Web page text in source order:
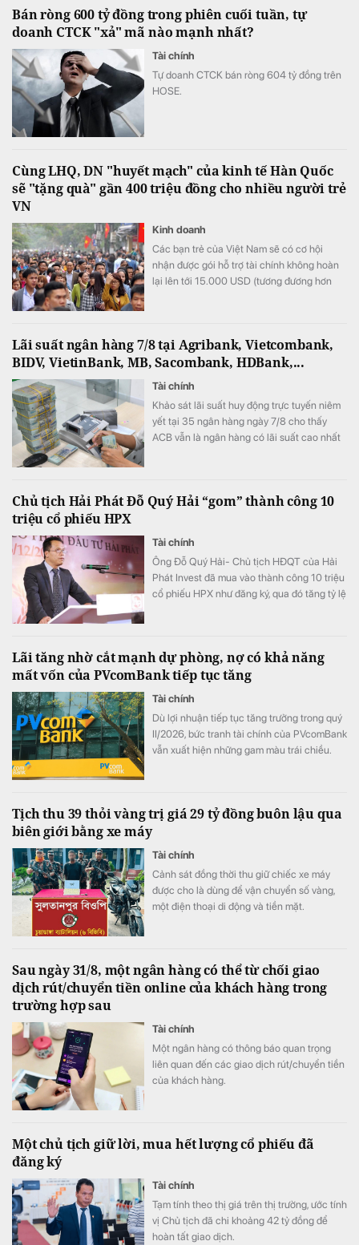
Bán ròng 600 tỷ đồng trong phiên cuối tuần, tự
doanh CTCK "xả" mã nào mạnh nhất?
Tài chính
Tự doanh CTCK bán ròng 604 tỷ đồng trên
HOSE.
Cùng LHQ, DN "huyết mạch" của kinh tế Hàn Quốc
sẽ "tặng quà" gần 400 triệu đồng cho nhiều người trẻ
VN
Kinh doanh
Các bạn trẻ của Việt Nam sẽ có cơ hội
nhận được gói hỗ trợ tài chính không hoàn
lại lên tới 15.000 USD (tương đương hơn
Lãi suất ngân hàng 7/8 tại Agribank, Vietcombank,
BIDV, VietinBank, MB, Sacombank, HDBank,...
Tài chính
Khảo sát lãi suất huy động trực tuyến niêm
yết tại 35 ngân hàng ngày 7/8 cho thấy
ACB vẫn là ngân hàng có lãi suất cao nhất
Chủ tịch Hải Phát Đỗ Quý Hải “gom” thành công 10
triệu cổ phiếu HPX
Tài chính
Ông Đỗ Quý Hải- Chủ tịch HĐQT của Hải
Phát Invest đã mua vào thành công 10 triệu
cổ phiếu HPX như đăng ký, qua đó tăng tỷ lệ
Lãi tăng nhờ cắt mạnh dự phòng, nợ có khả năng
mất vốn của PVcomBank tiếp tục tăng
Tài chính
Dù lợi nhuận tiếp tục tăng trưởng trong quý
II/2026, bức tranh tài chính của PVcomBank
vẫn xuất hiện những gam màu trái chiều.
có khả năng mất vốn (nợ nhóm 5) tiếp tục
tăng gần 20%, lên sát 3.900 tỷ đồng.
Tịch thu 39 thỏi vàng trị giá 29 tỷ đồng buôn lậu qua
biên giới bằng xe máy
Tài chính
Cảnh sát đồng thời thu giữ chiếc xe máy
được cho là dùng để vận chuyển số vàng,
một điện thoại di động và tiền mặt.
Sau ngày 31/8, một ngân hàng có thể từ chối giao
dịch rút/chuyển tiền online của khách hàng trong
trường hợp sau
Tài chính
Một ngân hàng có thông báo quan trọng
liên quan đến các giao dịch rút/chuyển tiền
của khách hàng.
Một chủ tịch giữ lời, mua hết lượng cổ phiếu đã
đăng ký
Tài chính
Tạm tính theo thị giá trên thị trường, ước tính
vị Chủ tịch đã chi khoảng 42 tỷ đồng để
hoàn tất giao dịch.